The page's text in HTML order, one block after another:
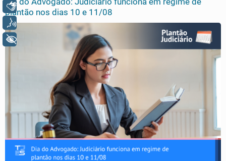
plantão nos dias 10 e 11/08
Libras
Voz
+ Acessibilidade